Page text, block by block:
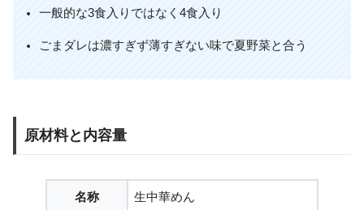
一般的な3食入りではなく4食入り
ごまダレは濃すぎず薄すぎない味で夏野菜と合う
原材料と内容量
名称 生中華めん